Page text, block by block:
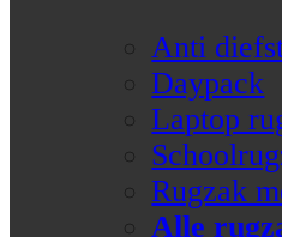
Anti
Daypack
Laptop
Rugzak
Alle